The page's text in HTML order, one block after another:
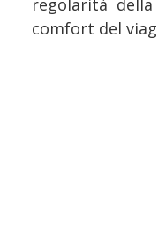
regolarità
comfort del